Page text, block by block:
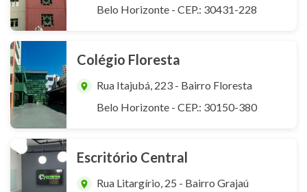
Belo Horizonte - CEP.: 30431-228
Colégio Floresta
Rua Itajubá, 223 - Bairro Floresta
Belo Horizonte - CEP.: 30150-380
Escritório Central
Rua Litargírio, 25 - Bairro Grajaú